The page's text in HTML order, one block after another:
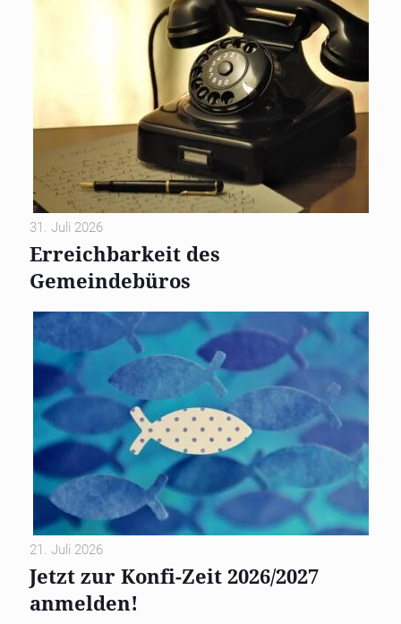
31. Juli 2026
Erreichbarkeit des
Gemeindebüros
21. Juli 2026
Jetzt zur Konfi-Zeit 2026/2027
anmelden!